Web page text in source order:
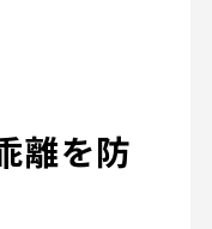
離を防